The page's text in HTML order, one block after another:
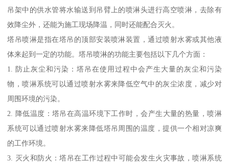
吊架中的供水管将水输送到吊臂上的喷淋头进行高空喷淋，去除有
效降尘外，还能为施工现场降温，同时还能配合灭火。
塔吊喷淋是指在塔吊的顶部安装喷淋装置，通过喷射水雾或其他液
体来起到一定的功能。塔吊喷淋的功能主要包括以下几个方面：
1. 防止灰尘和污染：塔吊在使用过程中会产生大量的灰尘和污染
物，喷淋系统可以通过喷射水雾来降低空气中的灰尘浓度，减少对
周围环境的污染。
2. 降低温度：塔吊在高温环境下工作时，会产生大量的热量，喷淋
系统可以通过喷射水雾来降低塔吊周围的温度，提供一个相对凉爽
的工作环境。
3. 灭火和防火：塔吊在工作过程中可能会发生火灾事故，喷淋系统